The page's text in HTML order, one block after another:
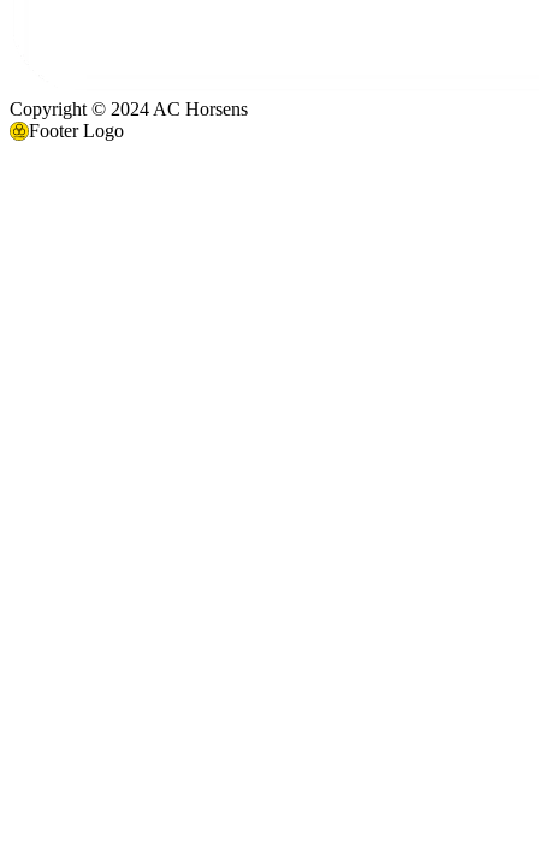
Copyright © 2024 AC Horsens
Footer Logo